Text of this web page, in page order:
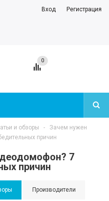
Вход Регистрация
0
и обзоры -
Зачем нужен
причин
7
причин
Производители